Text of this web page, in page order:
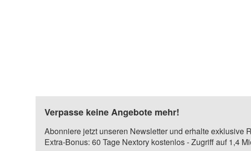
Verpasse keine Angebote mehr!
Abonniere jetzt unseren Newsletter und erhalte exklusive
Extra-Bonus: 60 Tage Nextory kostenlos - Zugriff auf 1,4